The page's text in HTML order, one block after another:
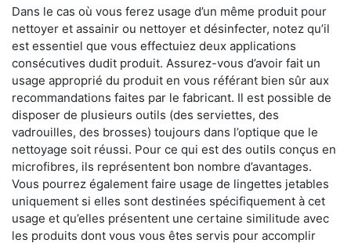
Dans le cas où vous ferez usage d’un même produit pour
nettoyer et assainir ou nettoyer et désinfecter, notez qu’il
est essentiel que vous effectuiez deux applications
consécutives dudit produit. Assurez-vous d’avoir fait un
usage approprié du produit en vous référant bien sûr aux
recommandations faites par le fabricant. Il est possible de
disposer de plusieurs outils (des serviettes, des
vadrouilles, des brosses) toujours dans l’optique que le
nettoyage soit réussi. Pour ce qui est des outils conçus en
microfibres, ils représentent bon nombre d’avantages.
Vous pourrez également faire usage de lingettes jetables
uniquement si elles sont destinées spécifiquement à cet
usage et qu’elles présentent une certaine similitude avec
les produits dont vous vous êtes servis pour accomplir